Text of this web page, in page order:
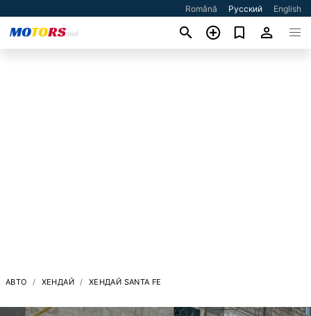
Română Русский English
АВТО ХЕНДАЙ ХЕНДАЙ SANTA FE